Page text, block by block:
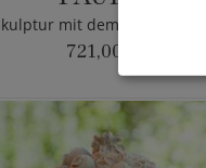
721,00 €